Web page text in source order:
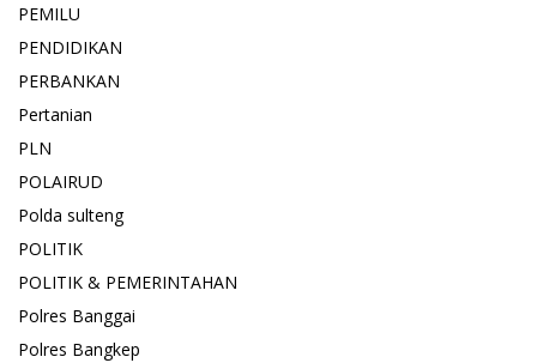
PEMILU
PENDIDIKAN
PERBANKAN
Pertanian
PLN
POLAIRUD
Polda sulteng
POLITIK
POLITIK & PEMERINTAHAN
Polres Banggai
Polres Bangkep